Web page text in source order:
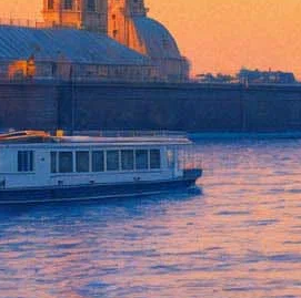
Семейная драма«Альфа»,
августа картина заработала 247
Впрочем, об успехе в прокате
фильм принес половину выручки
провалился, стартовав только с
полагавших, что показанные в
Возвращаясь к отечественным
глубины»(61 миллион рублей, по
«Фонтанка.ру»
Проект "Афиша Plus" реализован на